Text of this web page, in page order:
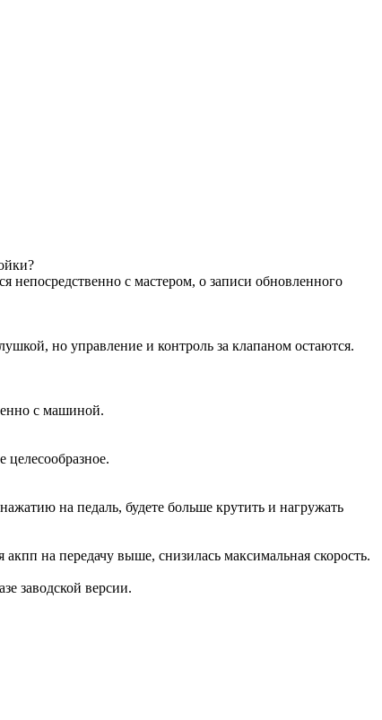
непосредственно с мастером, о записи обновленного
но управление и контроль за клапаном остаются.
с машиной.
на педаль, будете больше крутить и нагружать
на передачу выше, снизилась максимальная скорость.
заводской версии.